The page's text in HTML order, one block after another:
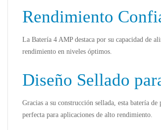
Rendimiento
La Batería 4 AMP destaca por su capacidad de
rendimiento en niveles óptimos.
Diseño Sellado
Gracias a su construcción sellada, esta batería
perfecta para aplicaciones de alto rendimiento.